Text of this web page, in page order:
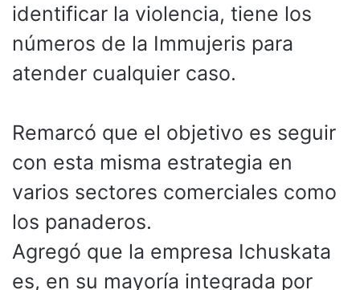
identificar la violencia, tiene los
números de la Immujeris para
atender cualquier caso.
Remarcó que el objetivo es seguir
con esta misma estrategia en
varios sectores comerciales como
los panaderos.
Agregó que la empresa Ichuskata
es, en su mayoría integrada por